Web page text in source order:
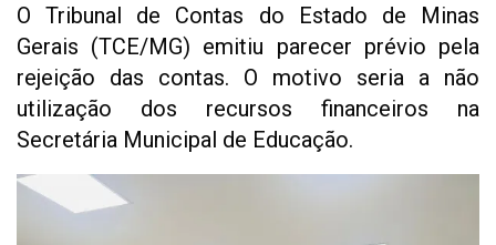
O Tribunal de Contas do Estado de Minas
Gerais (TCE/MG) emitiu parecer prévio pela
rejeição das contas. O motivo seria a não
utilização dos recursos financeiros na
Secretária Municipal de Educação.